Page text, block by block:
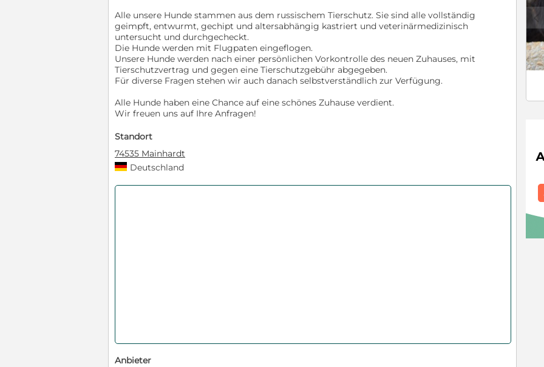
c
Alle unsere Hunde stammen aus dem russischem Tierschutz. Sie sind alle vollständig
geimpft, entwurmt, gechipt und altersabhängig kastriert und veterinärmedizinisch
untersucht und durchgecheckt.
Die Hunde werden mit Flugpaten eingeflogen.
Unsere Hunde werden nach einer persönlichen Vorkontrolle des neuen Zuhauses, mit
Tierschutzvertrag und gegen eine Tierschutzgebühr abgegeben.
Für diverse Fragen stehen wir auch danach selbstverständlich zur Verfügung.
Alle Hunde haben eine Chance auf eine schönes Zuhause verdient.
Wir freuen uns auf Ihre Anfragen!
Standort
74535 Mainhardt
Deutschland
Anbieter